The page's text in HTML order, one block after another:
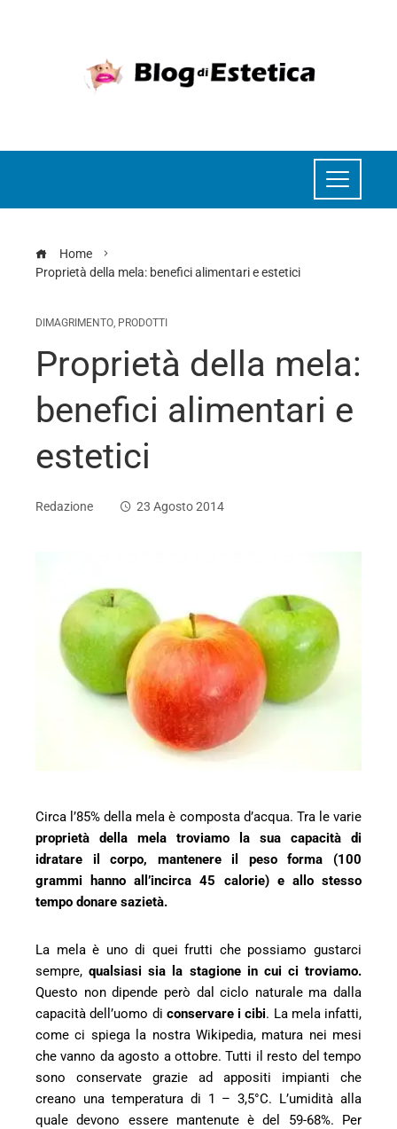
Home
Proprietà della mela: benefici alimentari e estetici
DIMAGRIMENTO, PRODOTTI
Proprietà della mela:
benefici alimentari e
estetici
Redazione 23 Agosto 2014
Circa l’85% della mela è composta d’acqua. Tra le varie
proprietà della mela troviamo la sua capacità di
idratare il corpo, mantenere il peso forma (100
grammi hanno all’incirca 45 calorie) e allo stesso
tempo donare sazietà.
La mela è uno di quei frutti che possiamo gustarci
sempre, qualsiasi sia la stagione in cui ci troviamo.
Questo non dipende però dal ciclo naturale ma dalla
capacità dell’uomo di conservare i cibi. La mela infatti,
come ci spiega la nostra Wikipedia, matura nei mesi
che vanno da agosto a ottobre. Tutti il resto del tempo
sono conservate grazie ad appositi impianti che
creano una temperatura di 1 – 3,5°C. L’umidità alla
quale devono essere mantenute è del 59-68%. Per